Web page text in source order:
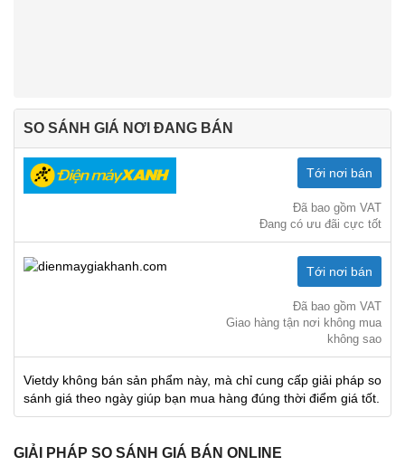
SO SÁNH GIÁ NƠI ĐANG BÁN
Tới nơi bán
Đã bao gồm VAT
Đang có ưu đãi cực tốt
Tới nơi bán
Đã bao gồm VAT
Giao hàng tận nơi không mua
không sao
Vietdy không bán sản phẩm này, mà chỉ cung cấp giải pháp so
sánh giá theo ngày giúp bạn mua hàng đúng thời điểm giá tốt.
GIẢI PHÁP SO SÁNH GIÁ BÁN ONLINE